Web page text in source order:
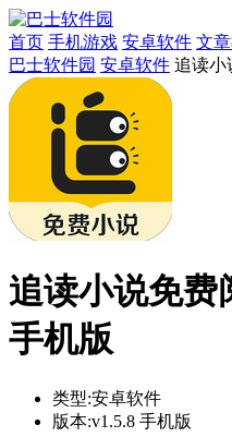
首页 手机游戏 安卓软件 文
巴士软件园 安卓软件 追读小
追读小说免费
手机版
类型:安卓软件
版本:v1.5.8 手机版